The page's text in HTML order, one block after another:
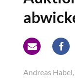
Andreas